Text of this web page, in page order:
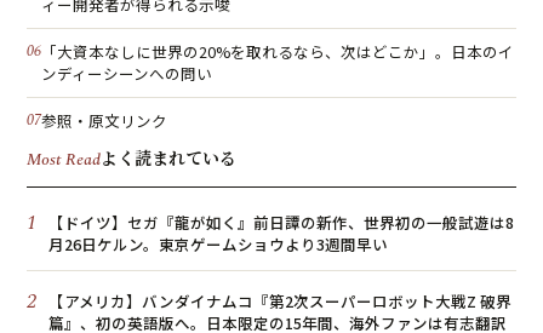
「大資本なしに世界の20%を取れるなら、次はどこか」。日本のイ
ンディーシーンへの問い
参照・原文リンク
Most Readよく読まれている
1
【ドイツ】セガ『龍が如く』前日譚の新作、世界初の一般試遊は8
月26日ケルン。東京ゲームショウより3週間早い
2
【アメリカ】バンダイナムコ『第2次スーパーロボット大戦Z 破界
篇』、初の英語版へ。日本限定の15年間、海外ファンは有志翻訳